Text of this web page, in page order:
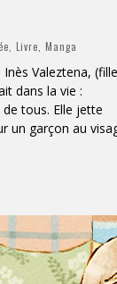
Livre Manga
Valeztena, (fille
dans la vie :
tous. Elle jette
un garçon au